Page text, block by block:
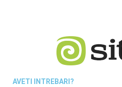
AVETI INTREBARI?